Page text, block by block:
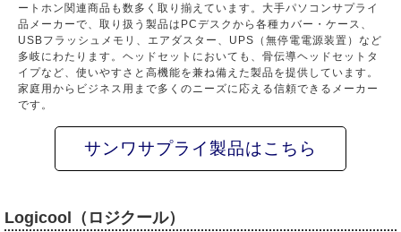
ートホン関連商品も数多く取り揃えています。大手パソコンサプライ
品メーカーで、取り扱う製品はPCデスクから各種カバー・ケース、
USBフラッシュメモリ、エアダスター、UPS（無停電電源装置）など
多岐にわたります。ヘッドセットにおいても、骨伝導ヘッドセットタ
イプなど、使いやすさと高機能を兼ね備えた製品を提供しています。
家庭用からビジネス用まで多くのニーズに応える信頼できるメーカー
です。
サンワサプライ製品はこちら
Logicool（ロジクール）